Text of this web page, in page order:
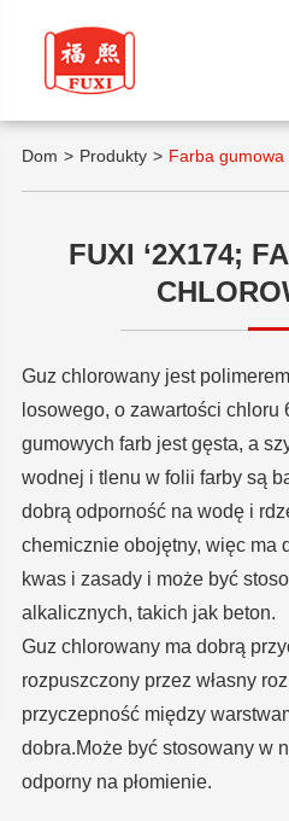
Dom Produkty Farba gumowa
FUXI ‘2X174;
Guz chlorowany jest
losowego, o zawartości
gumowych farb jest gęsta, a
wodnej i tlenu w folii farby są
dobrą odporność na wodę i
chemicznie obojętny, więc ma
kwas i zasady i może być
alkalicznych, takich jak beton.
Guz chlorowany ma dobrą
rozpuszczony przez własny
przyczepność między
dobra.Może być stosowany w
odporny na płomienie.